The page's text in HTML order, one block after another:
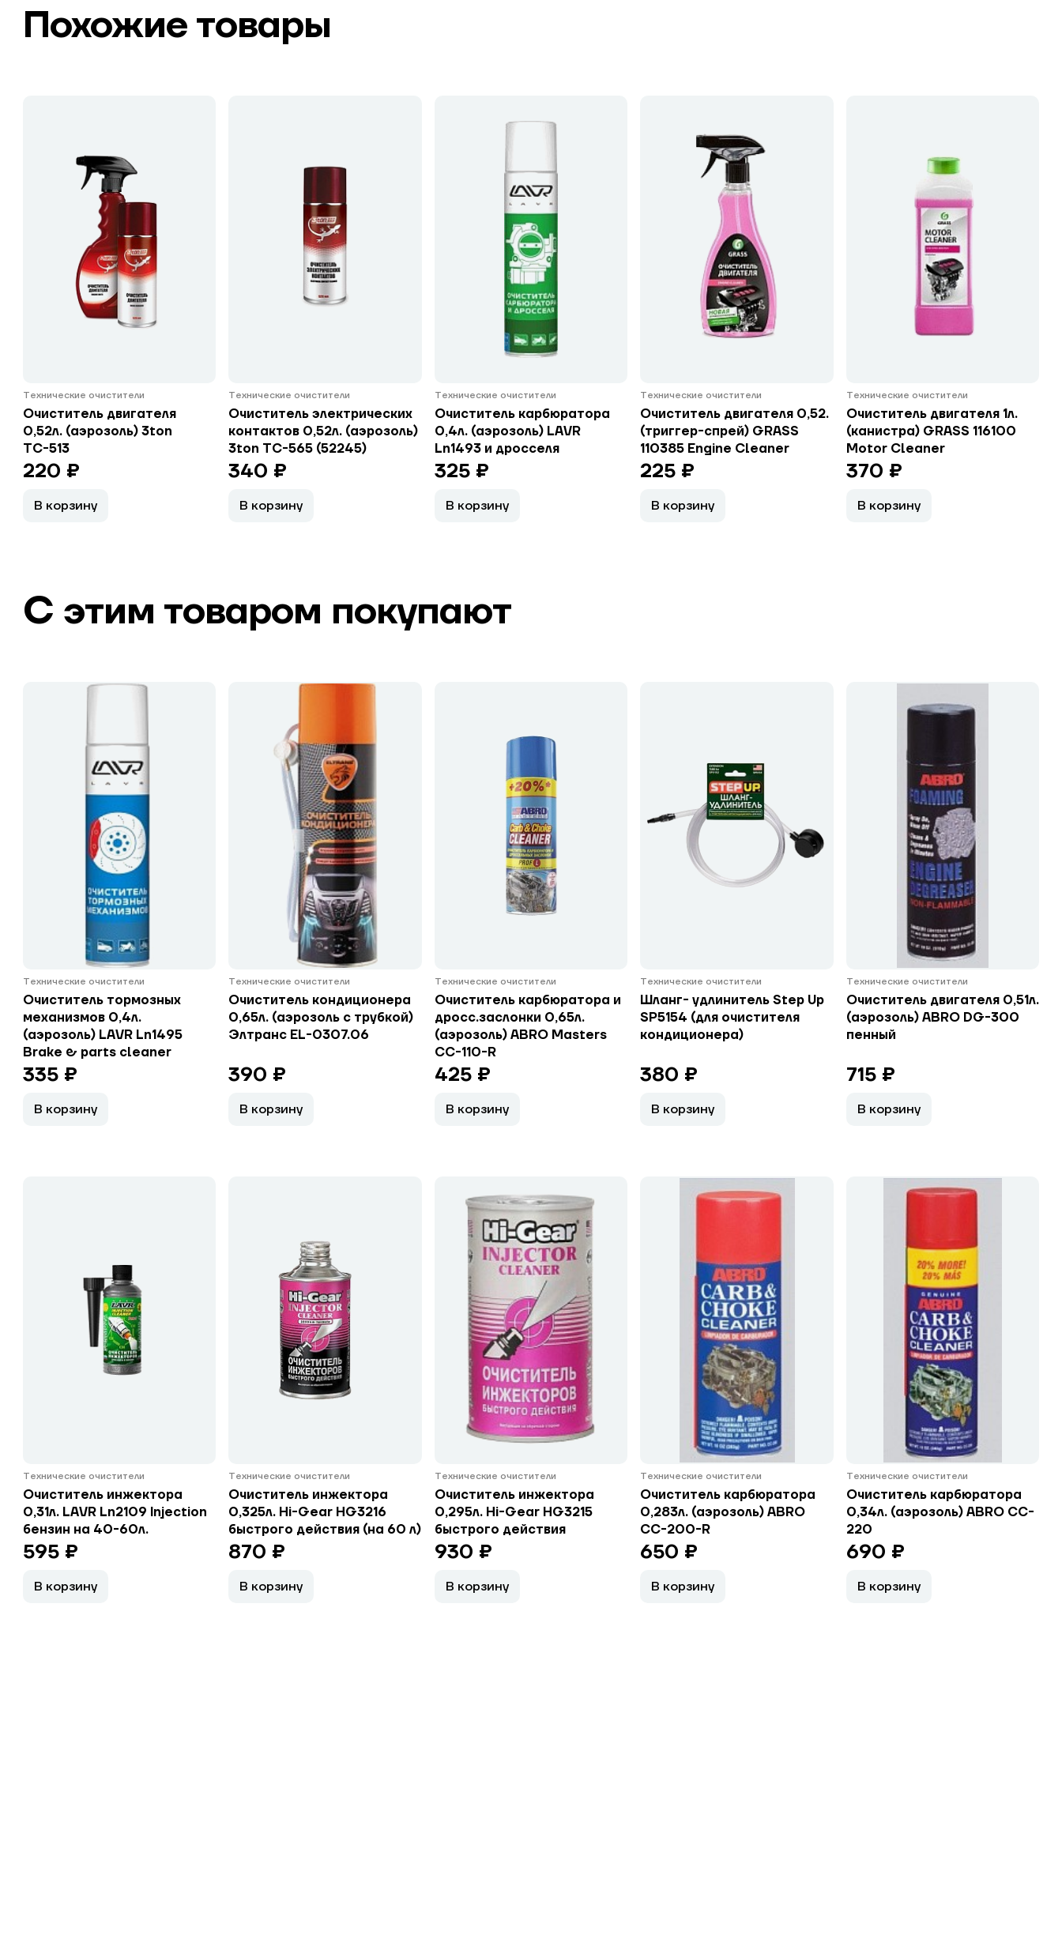
Похожие товары
Технические очистители
Очиститель двигателя
0,52л. (аэрозоль) 3ton
ТС-513
220 ₽
В корзину
Технические очистители
Очиститель электрических
контактов 0,52л. (аэрозоль)
3ton ТС-565 (52245)
340 ₽
В корзину
Технические очистители
Очиститель карбюратора
0,4л. (аэрозоль) LAVR
Ln1493 и дросселя
325 ₽
В корзину
Технические очистители
Очиститель двигателя 0,52.
(триггер-спрей) GRASS
110385 Engine Cleaner
225 ₽
В корзину
Технические очистители
Очиститель двигателя 1л.
(канистра) GRASS 116100
Motor Cleaner
370 ₽
В корзину
С этим товаром покупают
Технические очистители
Очиститель тормозных
механизмов 0,4л.
(аэрозоль) LAVR Ln1495
Brake & parts cleaner
335 ₽
В корзину
Технические очистители
Очиститель кондиционера
0,65л. (аэрозоль с трубкой)
Элтранс EL-0307.06
390 ₽
В корзину
Технические очистители
Очиститель карбюратора и
дросс.заслонки 0,65л.
(аэрозоль) ABRO Masters
CC-110-R
425 ₽
В корзину
Технические очистители
Шланг- удлинитель Step Up
SP5154 (для очистителя
кондиционера)
380 ₽
В корзину
Технические очистители
Очиститель двигателя 0,51л.
(аэрозоль) ABRO DG-300
пенный
715 ₽
В корзину
Технические очистители
Очиститель инжектора
0,31л. LAVR Ln2109 Injection
бензин на 40-60л.
595 ₽
В корзину
Технические очистители
Очиститель инжектора
0,325л. Hi-Gear HG3216
быстрого действия (на 60 л)
870 ₽
В корзину
Технические очистители
Очиститель инжектора
0,295л. Hi-Gear HG3215
быстрого действия
930 ₽
В корзину
Технические очистители
Очиститель карбюратора
0,283л. (аэрозоль) ABRO
CC-200-R
650 ₽
В корзину
Технические очистители
Очиститель карбюратора
0,34л. (аэрозоль) ABRO CC-
220
690 ₽
В корзину